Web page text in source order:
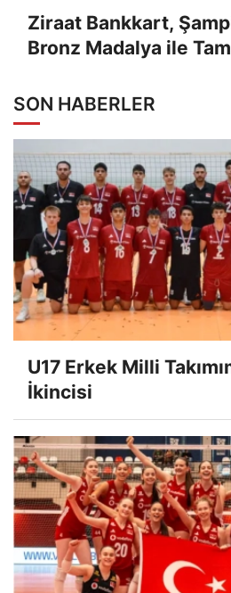
Ziraat Bankkart,
Bronz Madalya ile
SON HABERLER
U17 Erkek Milli
İkincisi